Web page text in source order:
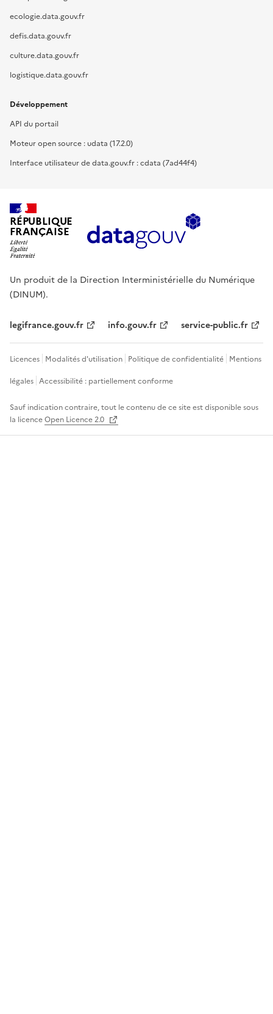
ecologie.data.gouv.fr
defis.data.gouv.fr
culture.data.gouv.fr
logistique.data.gouv.fr
Développement
API du portail
Moteur open source : udata (17.2.0)
Interface utilisateur de data.gouv.fr : cdata (7ad44f4)
RÉPUBLIQUE
FRANÇAISE
Un produit de la Direction Interministérielle du Numérique
(DINUM).
legifrance.gouv.fr info.gouv.fr service-public.fr
Licences Modalités d'utilisation Politique de confidentialité Mentions
légales Accessibilité : partiellement conforme
Sauf indication contraire, tout le contenu de ce site est disponible sous
la licenceOpen Licence 2.0